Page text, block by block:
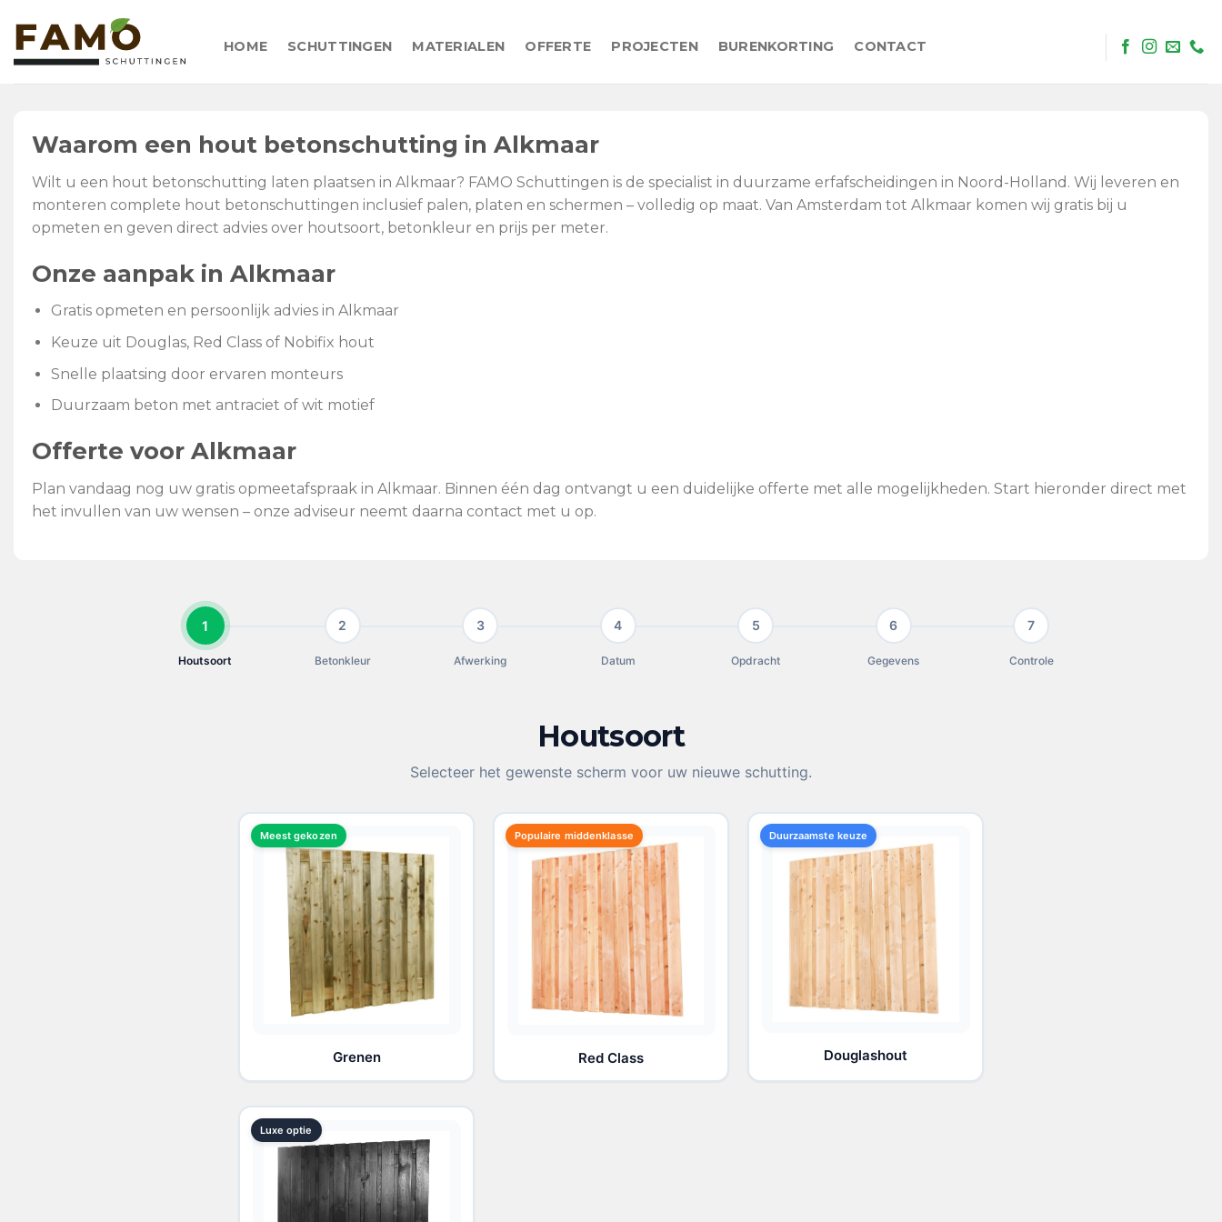
content
HOME SCHUTTINGEN MATERIALEN OFFERTE PROJECTEN BURENKORTING CONTACT
Waarom een hout betonschutting in Alkmaar
Wilt u een hout betonschutting laten plaatsen in Alkmaar? FAMO Schuttingen is de specialist in duurzame erfafscheidingen in Noord-Holland. Wij leveren en
monteren complete hout betonschuttingen inclusief palen, platen en schermen – volledig op maat. Van Amsterdam tot Alkmaar komen wij gratis bij u
opmeten en geven direct advies over houtsoort, betonkleur en prijs per meter.
Onze aanpak in Alkmaar
Gratis opmeten en persoonlijk advies in Alkmaar
Keuze uit Douglas, Red Class of Nobifix hout
Snelle plaatsing door ervaren monteurs
Duurzaam beton met antraciet of wit motief
Offerte voor Alkmaar
Plan vandaag nog uw gratis opmeetafspraak in Alkmaar. Binnen één dag ontvangt u een duidelijke offerte met alle mogelijkheden. Start hieronder direct met
het invullen van uw wensen – onze adviseur neemt daarna contact met u op.
1
Houtsoort
2
Betonkleur
3
Afwerking
4
Datum
5
Opdracht
6
Gegevens
7
Controle
Houtsoort
Selecteer het gewenste scherm voor uw nieuwe schutting.
Meest gekozen
Grenen
Populaire middenklasse
Red Class
Duurzaamste keuze
Douglashout
Luxe optie